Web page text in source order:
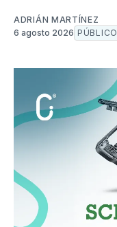
ADRIÁN MARTÍNEZ
6 agosto 2026 PÚBLICO